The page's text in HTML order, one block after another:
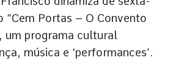
“Cem Portas – O Convento
um programa cultural
música e ‘performances’.